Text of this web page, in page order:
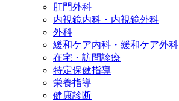
肛門外科
内視鏡内科・内視鏡外科
外科
緩和ケア内科・緩和ケア外科
在宅・訪問診療
特定保健指導
栄養指導
健康診断